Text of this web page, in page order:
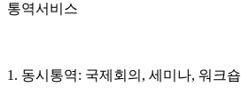
통역서비스
1. 동시통역: 국제회의, 세미나, 워크숍